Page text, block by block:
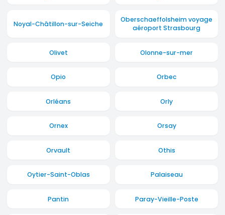
Noyal-Châtillon-sur-Seiche
Oberschaeffolsheim voyage
aéroport Strasbourg
Olivet Olonne-sur-mer
Opio Orbec
Orléans Orly
Ornex Orsay
Orvault Othis
Oytier-Saint-Oblas Palaiseau
Pantin Paray-Vieille-Poste